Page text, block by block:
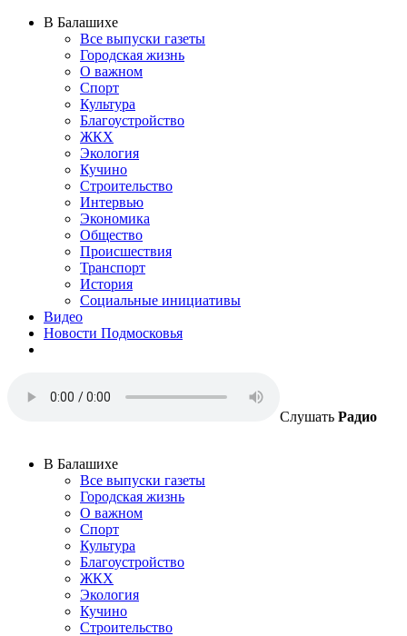
В Балашихе
Все выпуски газеты
Городская жизнь
О важном
Спорт
Культура
Благоустройство
ЖКХ
Экология
Кучино
Строительство
Интервью
Экономика
Общество
Происшествия
Транспорт
История
Социальные инициативы
Видео
Новости Подмосковья
Слушать Радио
В Балашихе
Все выпуски газеты
Городская жизнь
О важном
Спорт
Культура
Благоустройство
ЖКХ
Экология
Кучино
Строительство